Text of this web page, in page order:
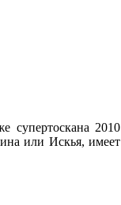
супертоскана 2010
или Искья, имеет